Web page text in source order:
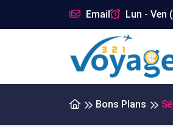
Email Lun - Ven
Bons Plans